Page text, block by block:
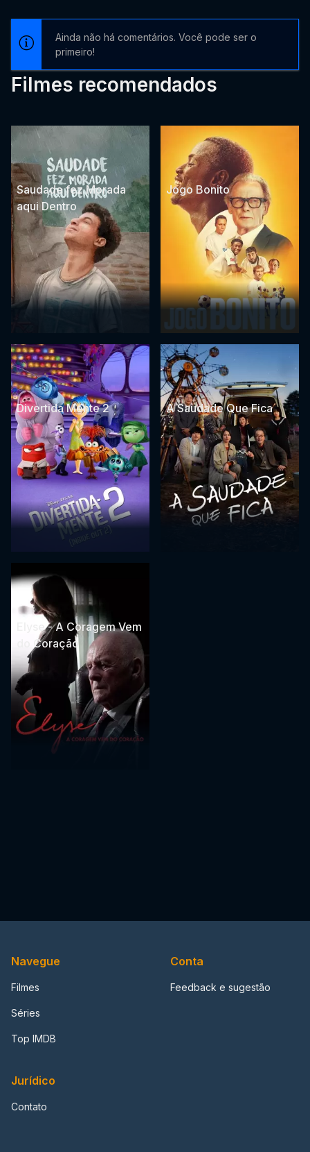
Ainda não há comentários. Você pode ser o
primeiro!
Filmes recomendados
Saudade fez Morada
aqui Dentro
Jogo Bonito
Divertida Mente 2 A Saudade Que Fica
Elyse - A Coragem Vem
do Coração
Navegue
Filmes
Séries
Top IMDB
Conta
Feedback e sugestão
Jurídico
Contato